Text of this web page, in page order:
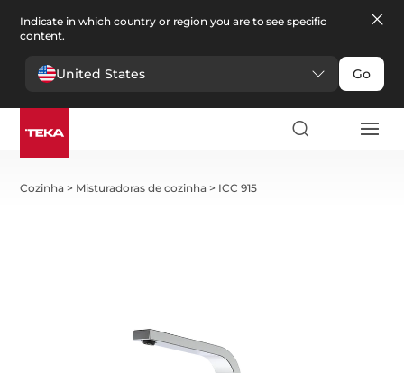
Indicate in which country or region you are to see specific
content.
United States Go
Cozinha > Misturadoras de cozinha > ICC 915